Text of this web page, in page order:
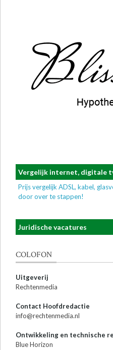
Vergelijk internet, digitale
Prijs vergelijk ADSL, kabel,
door over te stappen!
Juridische vacatures
COLOFON
Uitgeverij
Rechtenmedia
Contact Hoofdredactie
info@rechtenmedia.nl
Ontwikkeling en technische
Blue Horizon